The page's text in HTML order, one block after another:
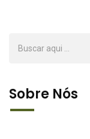
Sobre Nós